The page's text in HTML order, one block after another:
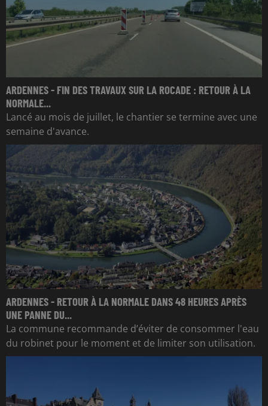
ARDENNES - FIN DES TRAVAUX SUR LA ROCADE : RETOUR À LA
NORMALE...
Lancé au mois de juillet, le chantier se termine avec une
semaine d'avance.
ARDENNES - RETOUR À LA NORMALE DANS 48 HEURES APRÈS
UNE PANNE DU...
La commune recommande d’éviter de consommer l'eau
du robinet pour le moment et de limiter son utilisation.